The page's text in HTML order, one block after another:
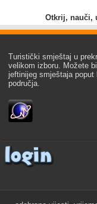
Otkrij, nauči,
Turistički smještaj u
velikom izboru. Možete
jeftinijeg smještaja
područja.